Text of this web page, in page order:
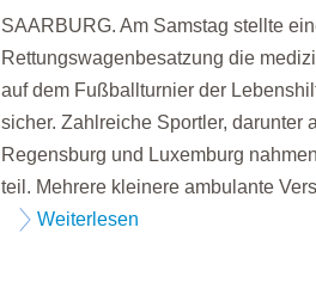
SAARBURG. Am Samstag stellte
Rettungswagenbesatzung die
auf dem Fußballturnier der
sicher. Zahlreiche Sportler, darunter
Regensburg und Luxemburg
teil. Mehrere kleinere ambulante
Weiterlesen